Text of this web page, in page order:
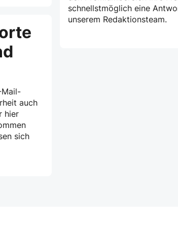
Mail-
auch
hier
sich
schnellstmöglich eine
unserem Redaktionsteam.